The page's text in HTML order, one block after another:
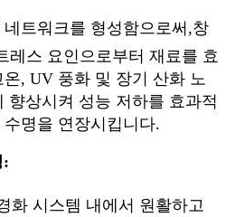
트워크를 형성함으로써,창
레스 요인으로부터 재료를 효
, UV 풍화 및 장기 산화 노
향상시켜 성능 저하를 효과적
명을 연장시킵니다.
:
화 시스템 내에서 원활하고